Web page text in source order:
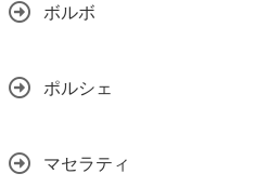
ボルボ
ポルシェ
マセラティ